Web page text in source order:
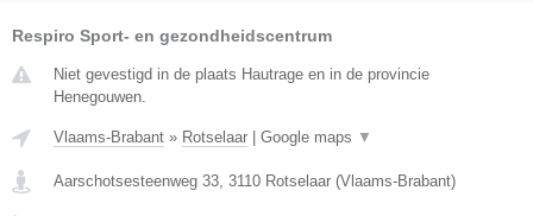
Respiro Sport- en gezondheidscentrum
Niet gevestigd in de plaats Hautrage en in de provincie
Henegouwen.
Vlaams-Brabant » Rotselaar Google maps ▼
Aarschotsesteenweg 33, 3110 Rotselaar (Vlaams-Brabant)